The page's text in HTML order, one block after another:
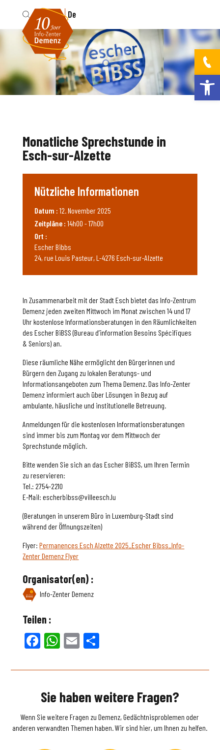
Fr De
In Zusammenarbeit mit der Stadt Esch bietet das Info-Zentrum
Demenz jeden zweiten Mittwoch im Monat zwischen 14 und 17
Uhr kostenlose Informationsberatungen in den Räumlichkeiten
des Escher BiBSS (Bureau d’information Besoins Spécifiques
& Seniors) an.
Diese räumliche Nähe ermöglicht den Bürgerinnen und
Bürgern den Zugang zu lokalen Beratungs- und
Informationsangeboten zum Thema Demenz. Das Info-Zenter
Demenz informiert auch über Lösungen in Bezug auf
ambulante, häusliche und institutionelle Betreuung.
Anmeldungen für die kostenlosen Informationsberatungen
sind immer bis zum Montag vor dem Mittwoch der
Sprechstunde möglich.
Bitte wenden Sie sich an das Escher BiBSS, um Ihren Termin
zu reservieren:
Tel.: 2754-2210
E-Mail: escherbibss@villeesch.lu
(Beratungen in unserem Büro in Luxemburg-Stadt sind
während der Öffnungszeiten)
Flyer:Permanences Esch Alzette 2025_Escher Bibss_Info-
Zenter Demenz Flyer
Organisator(en) :
Info-Zenter Demenz
Teilen :
Facebook
WhatsApp
Email
Monatliche Sprechstunde in
Esch-sur-Alzette
Nützliche Informationen
Datum : 12. November 2025
Zeitpläne : 14h00 - 17h00
Ort :
Escher Bibbs
24, rue Louis Pasteur, L-4276 Esch-sur-Alzette
Sie haben weitere Fragen?
Wenn Sie weitere Fragen zu Demenz, Gedächtnisproblemen oder
anderen verwandten Themen haben. Wir sind hier, um Ihnen zu helfen.